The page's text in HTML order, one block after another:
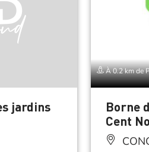
jardins
À 0.2 km de
Borne
Cent